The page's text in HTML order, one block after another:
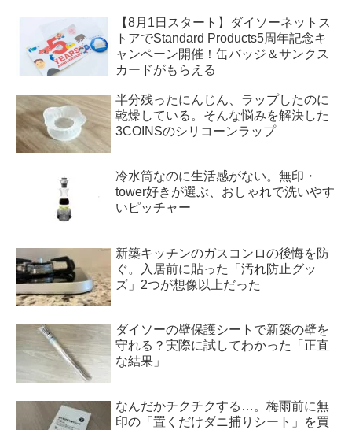
【8月1日スタート】ダイソーネットス
トアでStandard Products5周年記念キ
ャンペーン開催！缶バッジ＆サンクス
カードがもらえる
半分残ったにんじん、ラップしたのに
乾燥している。そんな悩みを解決した
3COINSのシリコーンラップ
冷水筒なのに生活感がない。無印・
tower好きが選ぶ、おしゃれで洗いやす
いピッチャー
新築キッチンのガスコンロの後悔を防
ぐ。入居前に貼った「汚れ防止グッ
ズ」2つが想像以上だった
ダイソーの壁保護シートで新築の壁を
守れる？実際に試してわかった「正直
な結果」
なんだかチクチクする…。梅雨前に無
印の「置くだけダニ捕りシート」を買